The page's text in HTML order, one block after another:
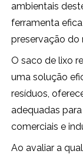
ambientais
ferramenta
preservação do
O saco de lixo
uma solução
resíduos,
adequadas
comerciais e
Ao avaliar a